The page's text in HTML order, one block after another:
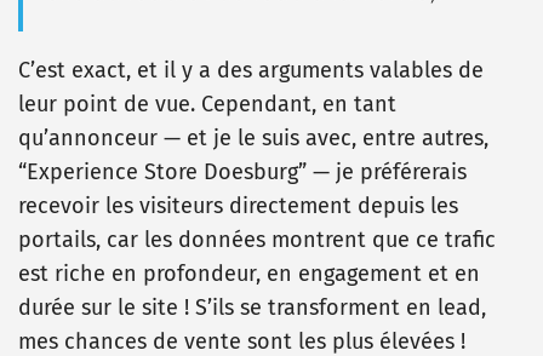
C’est exact, et il y a des arguments valables de
leur point de vue. Cependant, en tant
qu’annonceur — et je le suis avec, entre autres,
“Experience Store Doesburg” — je préférerais
recevoir les visiteurs directement depuis les
portails, car les données montrent que ce trafic
est riche en profondeur, en engagement et en
durée sur le site ! S’ils se transforment en lead,
mes chances de vente sont les plus élevées !